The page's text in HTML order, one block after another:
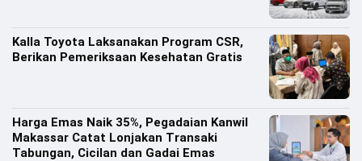
Kalla Toyota Laksanakan Program CSR,
Berikan Pemeriksaan Kesehatan Gratis
Harga Emas Naik 35%, Pegadaian Kanwil
Makassar Catat Lonjakan Transaki
Tabungan, Cicilan dan Gadai Emas